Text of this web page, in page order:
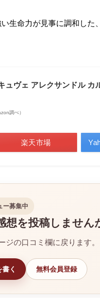
生命力が見事に調和した、
ュヴェ アレクサンドル カ
調べ）
楽天市場
ー募集中
想を投稿しません
ジの口コミ欄に戻ります。
く 無料会員登録